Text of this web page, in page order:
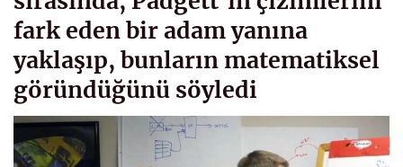
fark eden bir adam yanına
yaklaşıp, bunların matematiksel
göründüğünü söyledi